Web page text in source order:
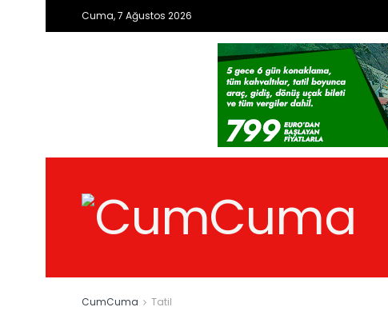
Cuma, 7 Ağustos 2026
CumCuma Tatil